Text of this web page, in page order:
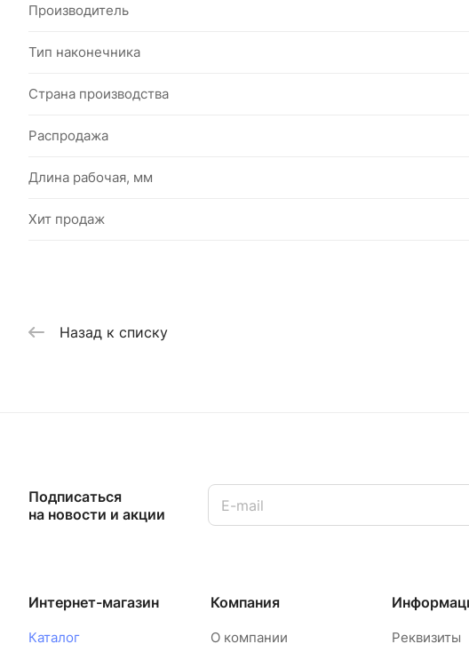
Производитель
Тип наконечника
Страна производства
Распродажа
Длина рабочая, мм
Хит продаж
Назад к списку
Подписаться
на новости и акции
Интернет-магазин
Каталог
Компания
О компании Реквизиты